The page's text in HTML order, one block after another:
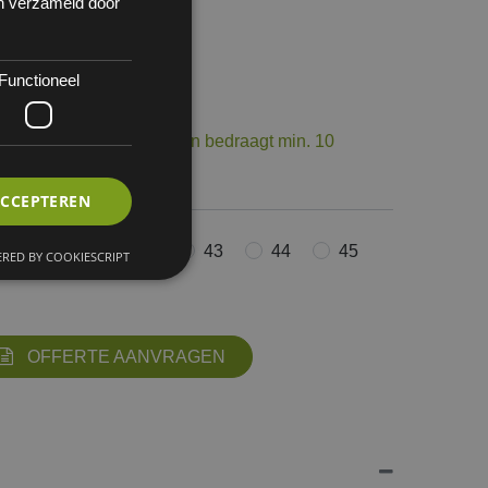
De levertermijn bedraagt min. 10
40 41 43 44 45
OFFERTE AANVRAGEN
Functioneel
BY COOKIESCRIPT